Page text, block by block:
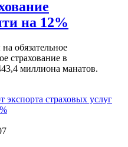
на 12%
обязательное
страхование в
миллиона манатов.